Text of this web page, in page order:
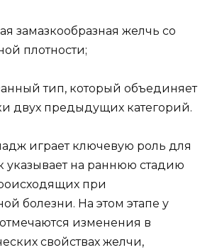
замазкообразная желчь со
плотности;
тип, который объединяет
двух предыдущих категорий.
играет ключевую роль для
указывает на раннюю стадию
при
болезни. На этом этапе у
изменения в
свойствах желчи,